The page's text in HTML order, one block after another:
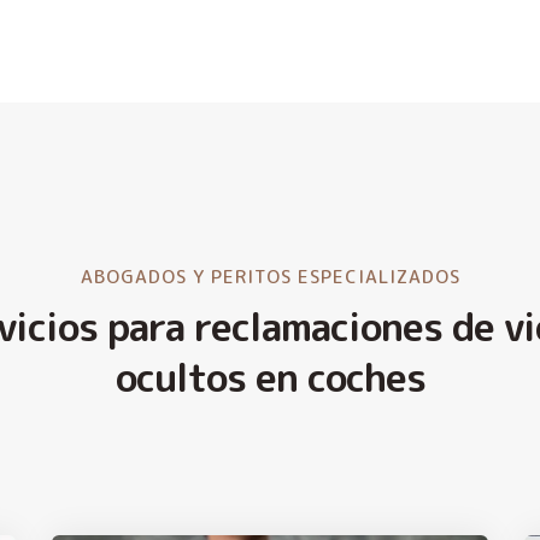
ABOGADOS Y PERITOS ESPECIALIZADOS
para reclamaciones de
ocultos en coches